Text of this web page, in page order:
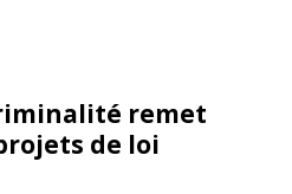
remet
de loi